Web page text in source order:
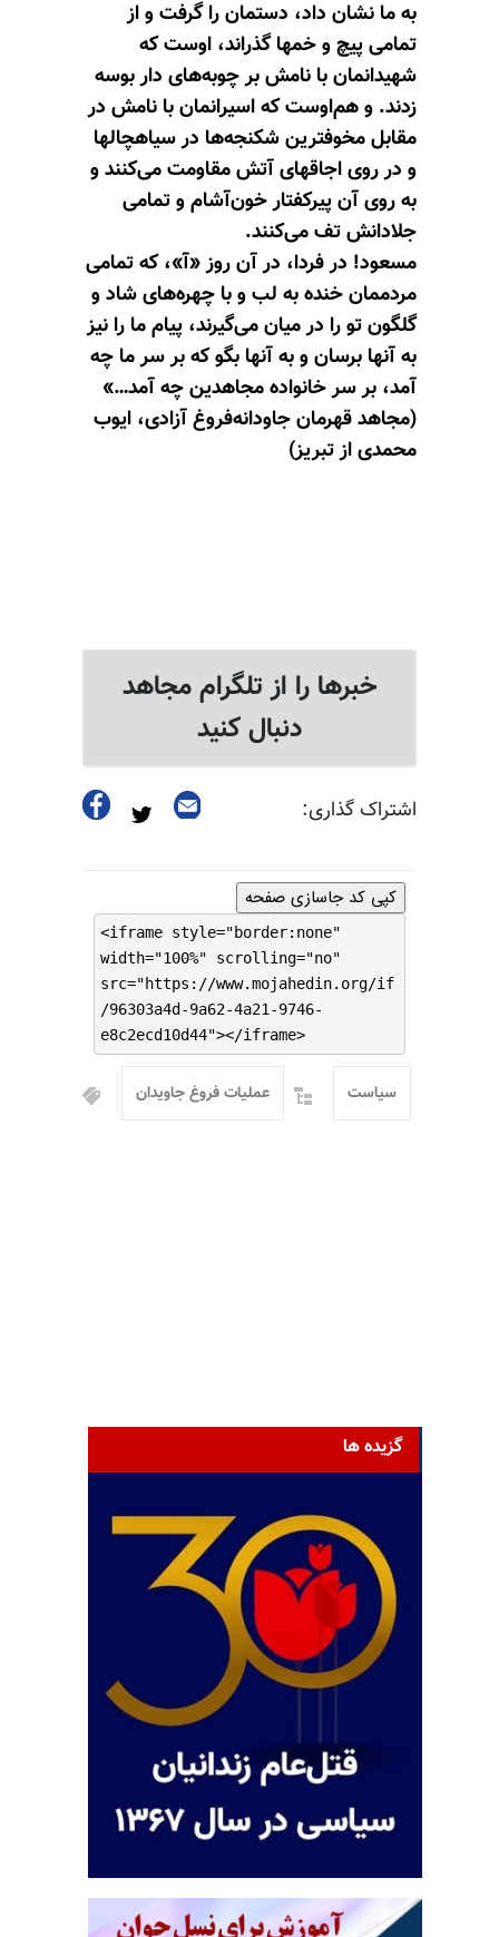
به ما نشان داد، دستمان را گرفت و از
تمامی پیچ و خمها گذراند، اوست که
شهیدانمان با نامش بر چوبه‌های دار بوسه
زدند. و هم‌اوست که اسیرانمان با نامش در
مقابل مخوفترین شکنجه‌ها در سیاهچالها
و در روی اجاقهای آتش مقاومت می‌کنند و
به روی آن پیرکفتار خون‌آشام و تمامی
جلادانش تف می‌کنند.
مسعود! در فردا، در آن روز «آ»، که تمامی
مردممان خنده به لب و با چهره‌های شاد و
گلگون تو را در میان می‌گیرند، پیام ما را نیز
به آنها برسان و به آنها بگو که بر سر ما چه
آمد، بر سر خانواده مجاهدین چه آمد…»
(مجاهد قهرمان جاودانه‌فروغ آزادی، ایوب
محمدی از تبریز)
خبرها را از تلگرام مجاهد
دنبال کنید
اشتراک گذاری:
کپی کد جاسازی صفحه
<iframe style="border:none"
width="100%" scrolling="no"
src="https://www.mojahedin.org/if
/96303a4d-9a62-4a21-9746-
e8c2ecd10d44"></iframe>
عملیات فروغ جاویدان سیاست
گزیده ها